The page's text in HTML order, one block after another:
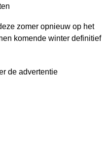
zomer opnieuw op het
komende winter definitief
de advertentie